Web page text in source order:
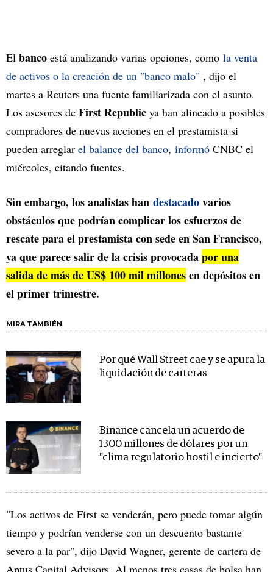
El banco está analizando varias opciones, como la venta
de activos o la creación de un "banco malo" , dijo el
martes a Reuters una fuente familiarizada con el asunto.
Los asesores de First Republic ya han alineado a posibles
compradores de nuevas acciones en el prestamista si
pueden arreglar el balance del banco, informó CNBC el
miércoles, citando fuentes.
Sin embargo, los analistas han destacadovarios
obstáculos que podrían complicar los esfuerzos de
rescate para el prestamista con sede en San Francisco,
ya que parece salir de la crisis provocadapor una
salida de más de US$ 100 mil millonesen depósitos en
el primer trimestre.
MIRA TAMBIÉN
Por qué Wall Street cae y se apura la
liquidación de carteras
Binance cancela un acuerdo de
1300 millones de dólares por un
"clima regulatorio hostil e incierto"
"Los activos de First se venderán, pero puede tomar algún
tiempo y podrían venderse con un descuento bastante
severo a la par", dijo David Wagner, gerente de cartera de
Aptus Capital Advisors. Al menos tres casas de bolsa han